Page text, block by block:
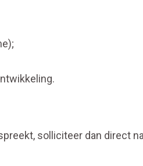
solliciteer dan direct